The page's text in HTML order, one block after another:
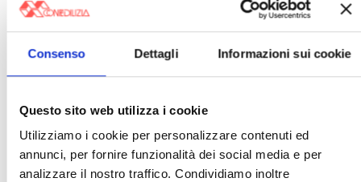
Consenso Dettagli Informazioni sui cookie
Questo sito web utilizza i cookie
Utilizziamo i cookie per personalizzare contenuti ed
annunci, per fornire funzionalità dei social media e per
analizzare il nostro traffico. Condividiamo inoltre
Libero Mercato
New York
Nudaproprietà
Prezzi Case
Prima Casa
Proprietari Casa
Ruderi
Sicurezza
Sommerso
Sunia
Trasferimenti
Treviso
Valore Case